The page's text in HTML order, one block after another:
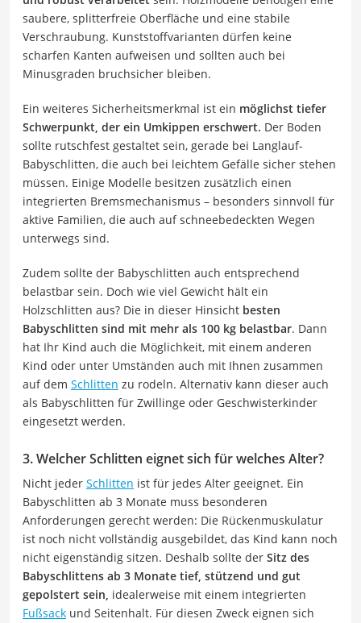
saubere, splitterfreie Oberfläche und eine stabile
Verschraubung. Kunststoffvarianten dürfen keine
scharfen Kanten aufweisen und sollten auch bei
Minusgraden bruchsicher bleiben.
Ein weiteres Sicherheitsmerkmal ist ein möglichst tiefer
Schwerpunkt, der ein Umkippen erschwert. Der Boden
sollte rutschfest gestaltet sein, gerade bei Langlauf-
Babyschlitten, die auch bei leichtem Gefälle sicher stehen
müssen. Einige Modelle besitzen zusätzlich einen
integrierten Bremsmechanismus – besonders sinnvoll für
aktive Familien, die auch auf schneebedeckten Wegen
unterwegs sind.
Zudem sollte der Babyschlitten auch entsprechend
belastbar sein. Doch wie viel Gewicht hält ein
Holzschlitten aus? Die in dieser Hinsicht besten
Babyschlitten sind mit mehr als 100 kg belastbar. Dann
hat Ihr Kind auch die Möglichkeit, mit einem anderen
Kind oder unter Umständen auch mit Ihnen zusammen
auf dem Schlitten zu rodeln. Alternativ kann dieser auch
als Babyschlitten für Zwillinge oder Geschwisterkinder
eingesetzt werden.
3. Welcher Schlitten eignet sich für welches Alter?
Nicht jeder Schlitten ist für jedes Alter geeignet. Ein
Babyschlitten ab 3 Monate muss besonderen
Anforderungen gerecht werden: Die Rückenmuskulatur
ist noch nicht vollständig ausgebildet, das Kind kann noch
nicht eigenständig sitzen. Deshalb sollte der Sitz des
Babyschlittens ab 3 Monate tief, stützend und gut
gepolstert sein, idealerweise mit einem integrierten
Fußsack und Seitenhalt. Für diesen Zweck eignen sich